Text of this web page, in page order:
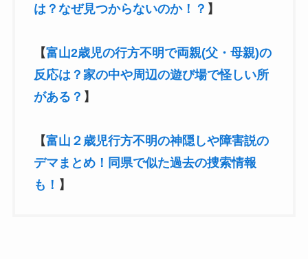
は？なぜ見つからないのか！？ 】
【富山2歳児の行方不明で両親(父・母親)の
反応は？家の中や周辺の遊び場で怪しい所
がある？ 】
【富山２歳児行方不明の神隠しや障害説の
デマまとめ！同県で似た過去の捜索情報
も！ 】